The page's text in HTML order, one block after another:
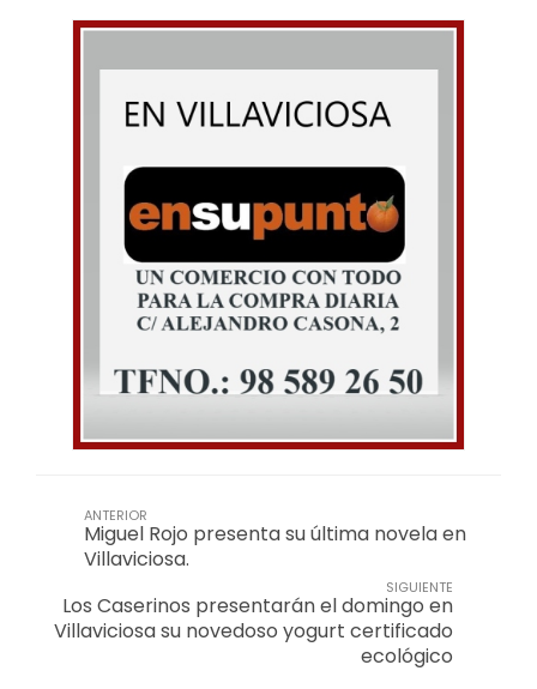
ANTERIOR
Miguel Rojo presenta su última novela en
Villaviciosa.
SIGUIENTE
Los Caserinos presentarán el domingo en
Villaviciosa su novedoso yogurt certificado
ecológico